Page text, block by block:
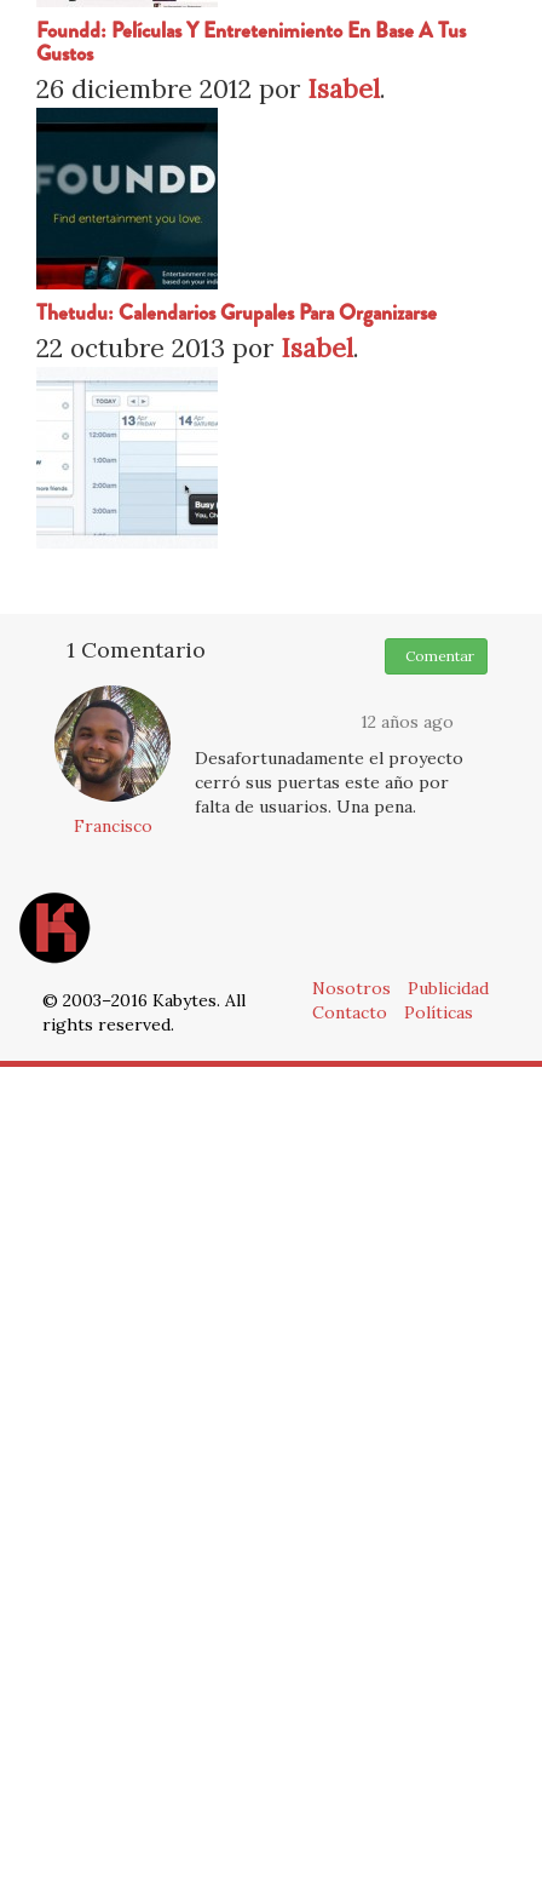
Foundd: Películas Y Entretenimiento En Base A Tus
Gustos
26 diciembre 2012 por Isabel.
Thetudu: Calendarios Grupales Para Organizarse
22 octubre 2013 por Isabel.
1 Comentario Comentar
Francisco
12 años ago
Desafortunadamente el proyecto
cerró sus puertas este año por
falta de usuarios. Una pena.
© 2003–2016 Kabytes. All
rights reserved.
Nosotros
Publicidad
Contacto
Políticas